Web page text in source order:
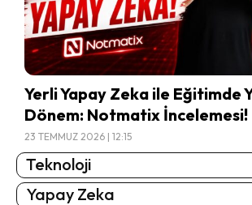
Yerli Yapay Zeka ile Eğitimde
Dönem: Notmatix İncelemesi!
23 TEMMUZ 2026 | 12:15
Teknoloji
Yapay Zeka